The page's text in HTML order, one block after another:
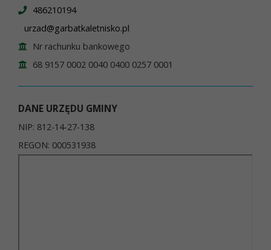
486210194
urzad@garbatkaletnisko.pl
Nr rachunku bankowego
68 9157 0002 0040 0400 0257 0001
DANE URZĘDU GMINY
NIP: 812-14-27-138
REGON: 000531938